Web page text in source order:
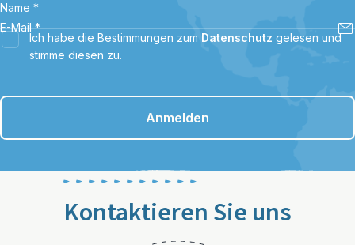
Name *
E-Mail *
Ich habe die Bestimmungen zum Datenschutz gelesen und
stimme diesen zu.
Anmelden
Kontaktieren Sie uns